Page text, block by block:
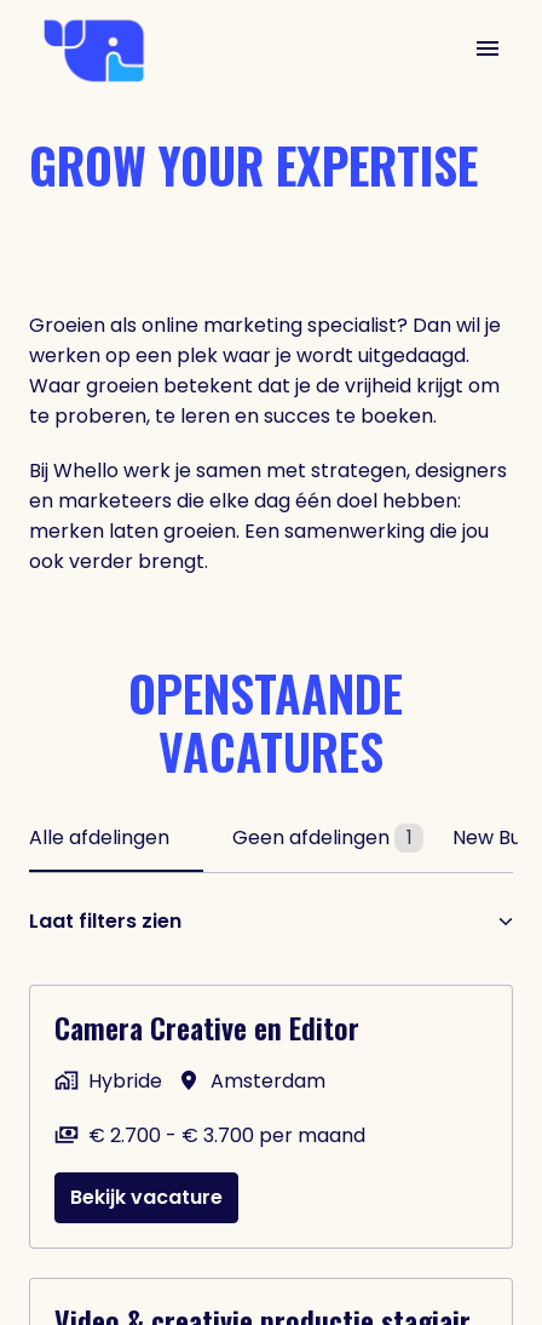
Overslaan
contentHomepagina
GROW YOUR EXPERTISE
Groeien als online marketing specialist? Dan wil je
werken op een plek waar je wordt uitgedaagd.
Waar groeien betekent dat je de vrijheid krijgt om
te proberen, te leren en succes te boeken.
Bij Whello werk je samen met strategen, designers
en marketeers die elke dag één doel hebben:
merken laten groeien. Een samenwerking die jou
ook verder brengt.
OPENSTAANDE
VACATURES
Alle afdelingen Geen afdelingen 1 New
Laat filters zien
Camera Creative en Editor
Hybride
Amsterdam
€ 2.700 - € 3.700 per maand
Bekijk vacature